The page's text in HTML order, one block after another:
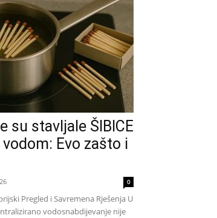
su stavljale ŠIBICE
Evo zašto i
0
Pregled i Savremena Rješenja U
vodosnabdijevanje nije